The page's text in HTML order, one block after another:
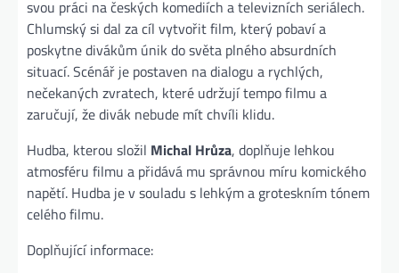
svou práci na českých komediích a televizních seriálech.
Chlumský si dal za cíl vytvořit film, který pobaví a
poskytne divákům únik do světa plného absurdních
situací. Scénář je postaven na dialogu a rychlých,
nečekaných zvratech, které udržují tempo filmu a
zaručují, že divák nebude mít chvíli klidu.
Hudba, kterou složil Michal Hrůza, doplňuje lehkou
atmosféru filmu a přidává mu správnou míru komického
napětí. Hudba je v souladu s lehkým a groteskním tónem
celého filmu.
Doplňující informace: